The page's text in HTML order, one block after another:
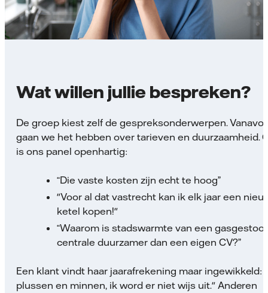
Wat willen jullie bespreken?
De groep kiest zelf de gespreksonderwerpen.
gaan we het hebben over tarieven en duurzaamheid.
is ons panel openhartig:
“Die vaste kosten zijn echt te hoog”
"Voor al dat vastrecht kan ik elk jaar een
ketel kopen!"
“Waarom is stadswarmte van een
centrale duurzamer dan een eigen CV?”
Een klant vindt haar jaarafrekening maar ingewikkeld:
plussen en minnen, ik word er niet wijs uit." Anderen